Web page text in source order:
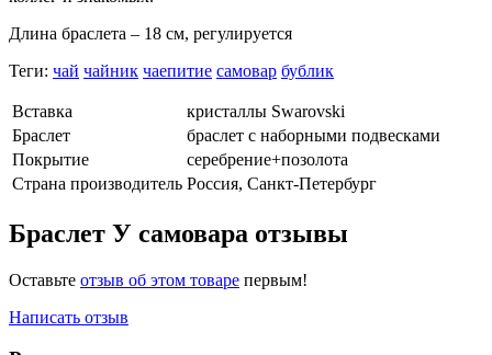
Длина браслета – 18 см, регулируется
Теги: чай чайник чаепитие самовар бублик
Вставка
кристаллы Swarovski
Браслет
браслет с наборными подвесками
Покрытие
серебрение+позолота
Страна производитель Россия, Санкт-Петербург
Браслет У самовара отзывы
Оставьте отзыв об этом товаре первым!
Написать отзыв